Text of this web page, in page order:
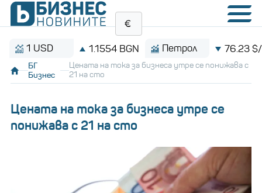
USD 1.1554 BGN Петрол 76.23 $/
БГ
Бизнес
Цената на тока за бизнеса утре се понижава с
21 на сто
Цената на тока за бизнеса утре се
понижава с 21 на сто